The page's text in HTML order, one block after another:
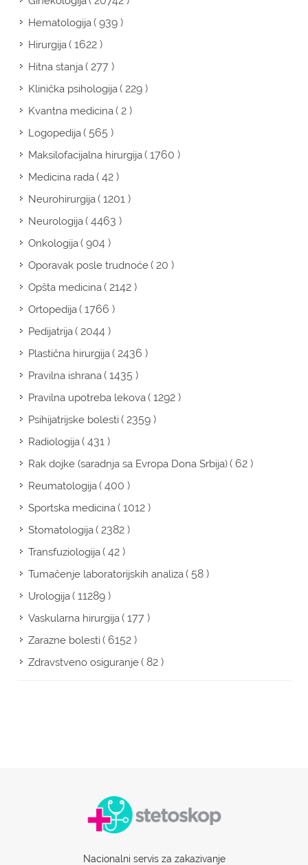
Hematologija( 939 )
Hirurgija( 1622 )
Hitna stanja( 277 )
Klinička psihologija( 229 )
Kvantna medicina( 2 )
Logopedija( 565 )
Maksilofacijalna hirurgija( 1760 )
Medicina rada( 42 )
Neurohirurgija( 1201 )
Neurologija( 4463 )
Onkologija( 904 )
Oporavak posle trudnoće( 20 )
Opšta medicina( 2142 )
Ortopedija( 1766 )
Pedijatrija( 2044 )
Plastična hirurgija( 2436 )
Pravilna ishrana( 1435 )
Pravilna upotreba lekova( 1292 )
Psihijatrijske bolesti( 2359 )
Radiologija( 431 )
Rak dojke (saradnja sa Evropa Dona Srbija)( 62 )
Reumatologija( 400 )
Sportska medicina( 1012 )
Stomatologija( 2382 )
Transfuziologija( 42 )
Tumačenje laboratorijskih analiza( 58 )
Urologija( 11289 )
Vaskularna hirurgija( 177 )
Zarazne bolesti( 6152 )
Zdravstveno osiguranje( 82 )
Nacionalni servis za zakazivanje